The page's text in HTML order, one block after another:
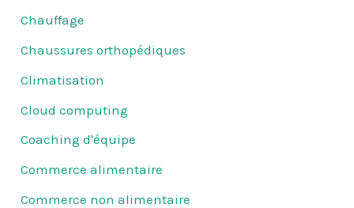
Chauffage
Chaussures orthopédiques
Climatisation
Cloud computing
Coaching d'équipe
Commerce alimentaire
Commerce non alimentaire